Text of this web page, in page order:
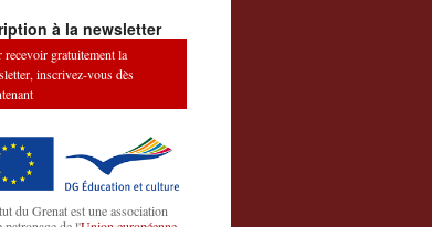
à la newsletter
recevoir gratuitement la
inscrivez-vous dès
du Grenat est une association